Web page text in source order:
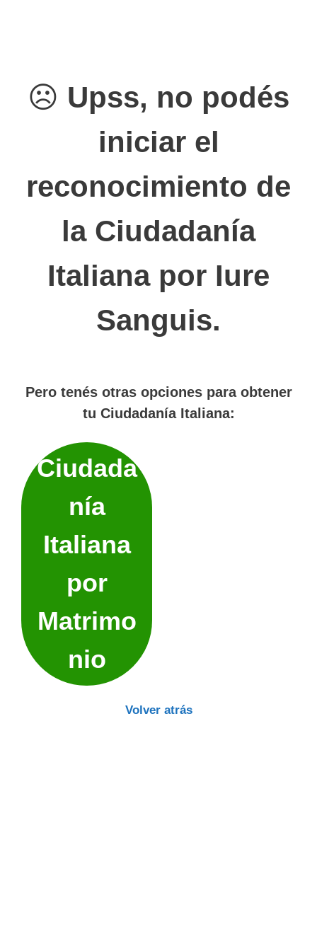
☹️ Upss, no podés
iniciar el
reconocimiento de
la Ciudadanía
Italiana por Iure
Sanguis.
Pero tenés otras opciones para obtener
tu Ciudadanía Italiana:
Ciudada
nía
Italiana
por
Matrimo
nio
Volver atrás